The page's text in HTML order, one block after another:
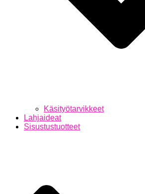
Käsityötarvikkeet
Lahjaideat
Sisustustuotteet